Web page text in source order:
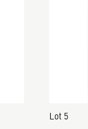
Lot 5